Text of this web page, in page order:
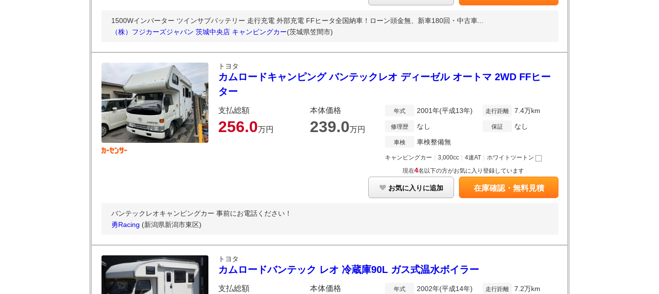
1500Wインバーター ツインサブバッテリー 走行充電 外部充電 FFヒータ全国納車！ローン頭金無、新車180回・中古車...
（株）フジカーズジャパン 茨城中央店 キャンピングカー(茨城県笠間市)
トヨタ
カムロードキャンピング バンテックレオ ディーゼル オートマ 2WD FFヒー
ター
支払総額
256.0万円
本体価格
239.0万円
年式 2001年(平成13年)
修理歴 なし
車検 車検整備無
走行距離 7.4万km
保証 なし
キャンピングカー 3,000cc 4速AT
ホワイトツートン
現在4名以下の方がお気に入り登録しています
お気に入りに追加 在庫確認・無料見積
バンテックレオキャンピングカー 事前にお電話ください！
勇Racing (新潟県新潟市東区)
トヨタ
カムロードバンテック レオ 冷蔵庫90L ガス式温水ボイラー
支払総額 本体価格 年式 2002年(平成14年) 走行距離 7.2万km